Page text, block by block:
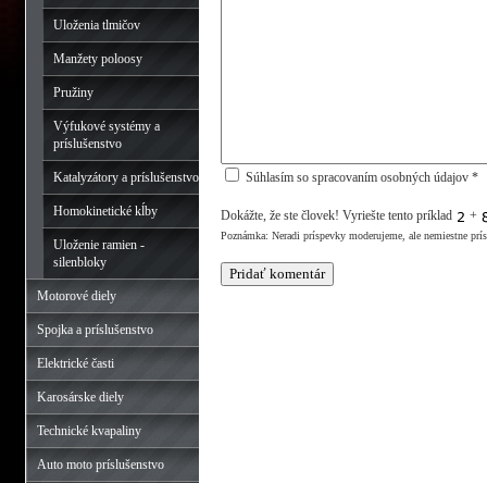
Uloženia tlmičov
Manžety poloosy
Pružiny
Výfukové systémy a
príslušenstvo
Katalyzátory a príslušenstvo
Homokinetické kĺby
Uloženie ramien -
silenbloky
Motorové diely
Spojka a príslušenstvo
Elektrické časti
Karosárske diely
Technické kvapaliny
Auto moto príslušenstvo
Súhlasím so spracovaním osobných údajov *
Dokážte, že ste človek! Vyriešte tento príklad +
Poznámka: Neradi príspevky moderujeme, ale nemiestne